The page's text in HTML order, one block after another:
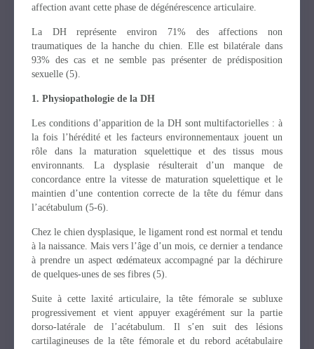
affection avant cette phase de dégénérescence articulaire.
La DH représente environ 71% des affections non
traumatiques de la hanche du chien. Elle est bilatérale dans
93% des cas et ne semble pas présenter de prédisposition
sexuelle (5).
1. Physiopathologie de la DH
Les conditions d’apparition de la DH sont multifactorielles : à
la fois l’hérédité et les facteurs environnementaux jouent un
rôle dans la maturation squelettique et des tissus mous
environnants. La dysplasie résulterait d’un manque de
concordance entre la vitesse de maturation squelettique et le
maintien d’une contention correcte de la tête du fémur dans
l’acétabulum (5-6).
Chez le chien dysplasique, le ligament rond est normal et tendu
à la naissance. Mais vers l’âge d’un mois, ce dernier a tendance
à prendre un aspect œdémateux accompagné par la déchirure
de quelques-unes de ses fibres (5).
Suite à cette laxité articulaire, la tête fémorale se subluxe
progressivement et vient appuyer exagérément sur la partie
dorso-latérale de l’acétabulum. Il s’en suit des lésions
cartilagineuses de la tête fémorale et du rebord acétabulaire